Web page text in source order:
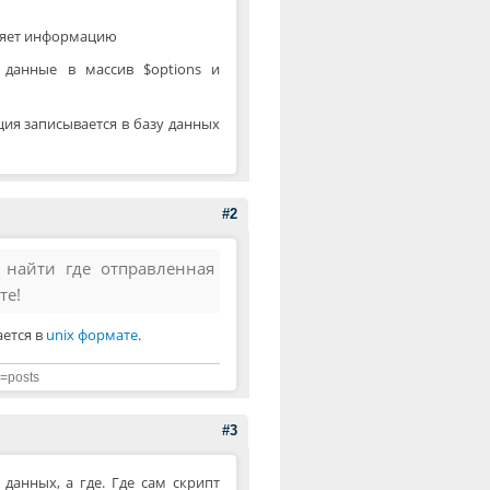
информацию
данные в массив $options и
записывается в базу данных
#2
где отправленная
в unix формате.
#3
а где. Где сам скрипт